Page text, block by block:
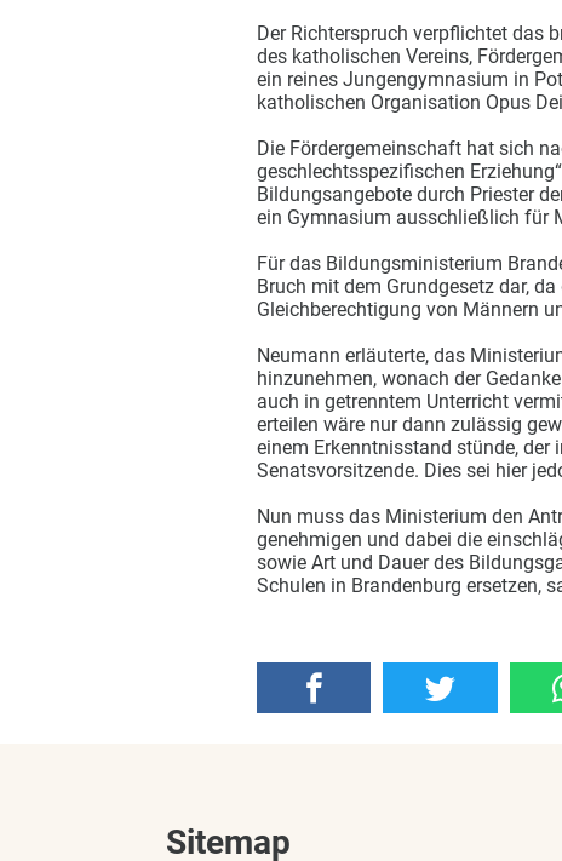
Der Richterspruch verpflichtet das
des katholischen Vereins,
ein reines Jungengymnasium in
katholischen Organisation Opus
Die Fördergemeinschaft hat sich
geschlechtsspezifischen
Bildungsangebote durch Priester
ein Gymnasium ausschließlich für
Für das Bildungsministerium
Bruch mit dem Grundgesetz dar,
Gleichberechtigung von Männern
Neumann erläuterte, das
hinzunehmen, wonach der
auch in getrenntem Unterricht
erteilen wäre nur dann zulässig
einem Erkenntnisstand stünde, der
Senatsvorsitzende. Dies sei hier
Nun muss das Ministerium den
genehmigen und dabei die
sowie Art und Dauer des
Schulen in Brandenburg ersetzen,
Sitemap